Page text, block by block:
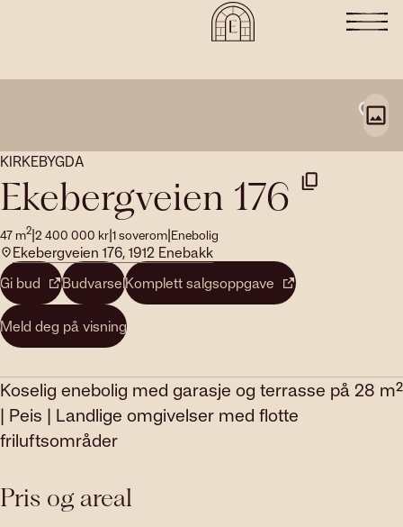
KIRKEBYGDA
Ekebergveien 176
47 m2|2 400 000 kr|1soverom|Enebolig
Ekebergveien 176, 1912 Enebakk
Gi bud
BudvarselKomplett salgsoppgave
Meld deg på visning
Koselig enebolig med garasje og terrasse på 28 m²
| Peis | Landlige omgivelser med flotte
friluftsområder
Pris og areal